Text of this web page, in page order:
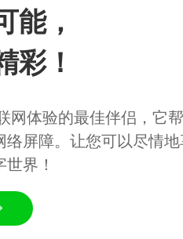
能，
彩！
网体验的最佳伴侣，它
络屏障。让您可以尽情
界！